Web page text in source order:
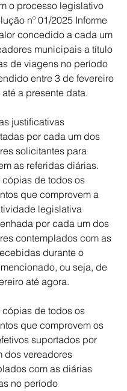
o processo legislativo
nº 01/2025 Informe
concedido a cada um
municipais a título
de viagens no período
entre 3 de fevereiro
a presente data.
justificativas
por cada um dos
solicitantes para
as referidas diárias.
cópias de todos os
que comprovem a
legislativa
por cada um dos
contemplados com as
durante o
ou seja, de
até agora.
cópias de todos os
que comprovem os
suportados por
dos vereadores
com as diárias
no período